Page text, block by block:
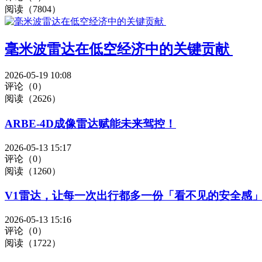
阅读（7804）
毫米波雷达在低空经济中的关键贡献 ​
2026-05-19 10:08
评论（0）
阅读（2626）
ARBE-4D成像雷达赋能未来驾控！
2026-05-13 15:17
评论（0）
阅读（1260）
V1雷达，让每一次出行都多一份「看不见的安全感
2026-05-13 15:16
评论（0）
阅读（1722）